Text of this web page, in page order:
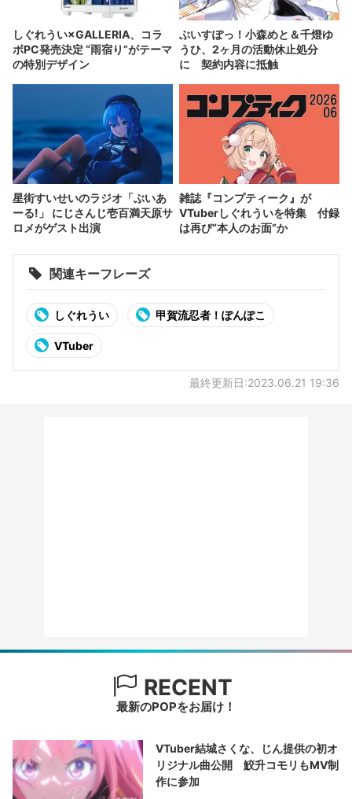
しぐれうい×GALLERIA、コラ
ボPC発売決定 “雨宿り”がテーマ
の特別デザイン
ぶいすぽっ！小森めと＆千燈ゆ
うひ、2ヶ月の活動休止処分
に 契約内容に抵触
星街すいせいのラジオ「ぶいあ
ーる!」 にじさんじ壱百満天原サ
ロメがゲスト出演
雑誌『コンプティーク』が
VTuberしぐれういを特集 付録
は再び“本人のお面”か
関連キーフレーズ
しぐれうい 甲賀流忍者！ぽんぽこ
VTuber
最終更新日:2023.06.21 19:36
RECENT
最新のPOPをお届け！
VTuber結城さくな、じん提供の初オ
リジナル曲公開 鮫升コモリもMV制
作に参加